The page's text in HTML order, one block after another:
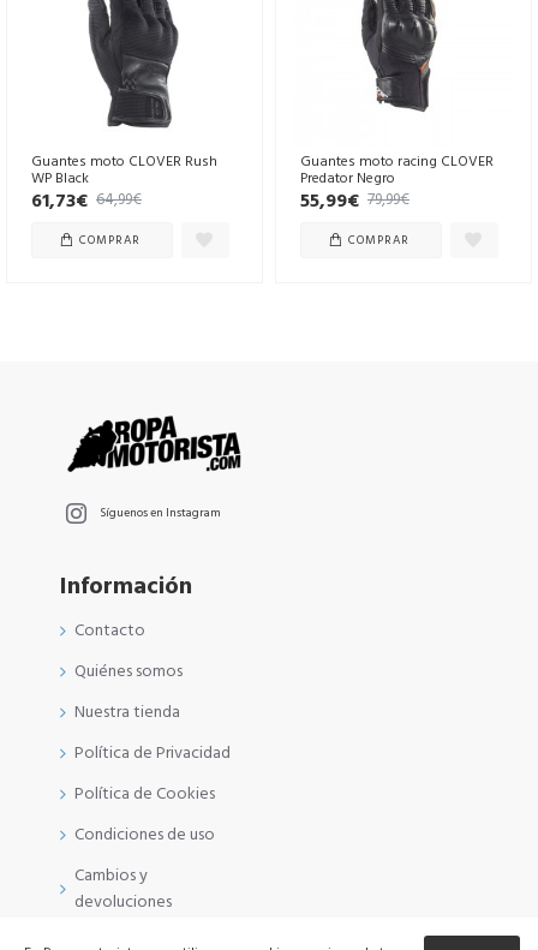
Guantes moto CLOVER Rush
WP Black
61,73€ 64,99€
COMPRAR
Guantes moto racing CLOVER
Predator Negro
55,99€ 79,99€
COMPRAR
Síguenos en Instagram
Información
Contacto
Quiénes somos
Nuestra tienda
Política de Privacidad
Política de Cookies
Condiciones de uso
Cambios y
devoluciones